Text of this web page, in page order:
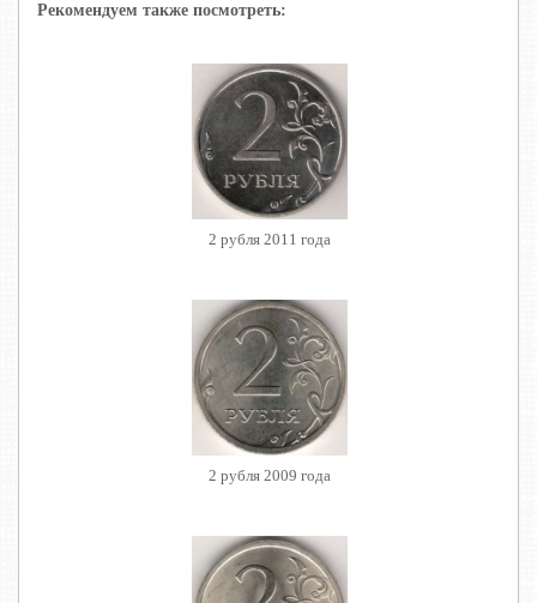
Рекомендуем также посмотреть:
2 рубля 2011 года
2 рубля 2009 года